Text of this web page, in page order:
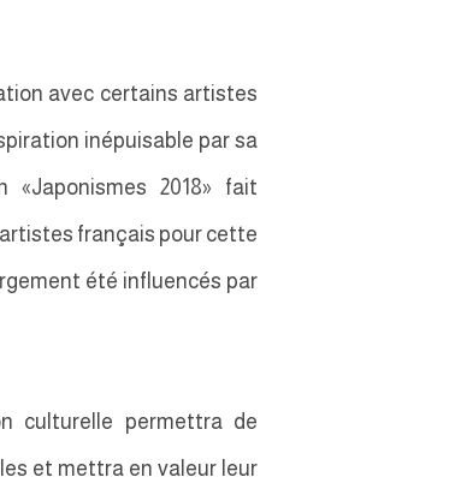
avec certains artistes
inépuisable par sa
2018» fait
français pour cette
été influencés par
culturelle permettra de
et mettra en valeur leur